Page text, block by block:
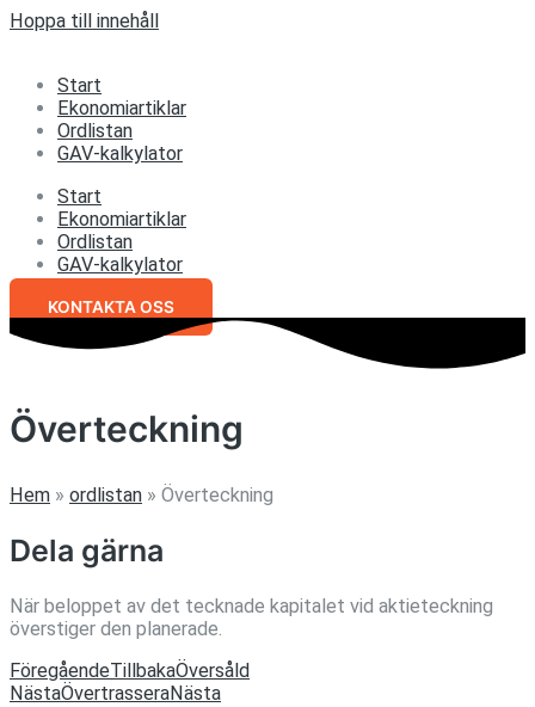
Hoppa till innehåll
Start
Ekonomiartiklar
Ordlistan
GAV-kalkylator
Start
Ekonomiartiklar
Ordlistan
GAV-kalkylator
KONTAKTA OSS
Överteckning
Hem » ordlistan » Överteckning
Dela gärna
När beloppet av det tecknade kapitalet vid aktieteckning
överstiger den planerade.
FöregåendeTillbakaÖversåld
NästaÖvertrasseraNästa